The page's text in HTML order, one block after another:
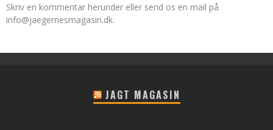
Skriv en kommentar herunder eller send os en mail på
info@jaegernesmagasin.dk.
JAGT MAGASIN